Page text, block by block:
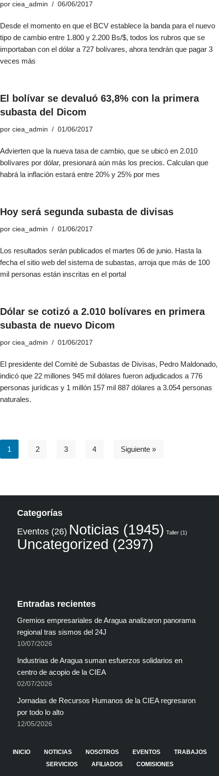
por ciea_admin 06/06/2017
Desde el momento en que el BCV establece la banda para el nuevo
tipo de cambio entre 1.800 y 2.200 Bs/$, todos los rubros que se
importaban con el dólar a 727 bolívares, ahora tendrán que pagar 3
veces más
El bolívar se devaluó 63,8% con la primera
subasta del Dicom
por ciea_admin 01/06/2017
Advierten que la nueva tasa de cambio, que se ubicó en 2.010
bolívares por dólar, presionará aún más los precios. Calculan que
habrá la inflación estará entre 20% y 25% por mes
Hoy será segunda subasta de divisas
por ciea_admin 01/06/2017
Los resultados serán publicados el martes 06 de junio. Hasta la
fecha el sitio web del sistema de subastas, arroja que más de 100
mil personas están inscritas en el portal
Dólar se cotizó a 2.010 bolívares en primera
subasta de nuevo Dicom
por ciea_admin 01/06/2017
El presidente del Comité de Subastas de Divisas, Pedro Maldonado,
indicó que 22 millones 945 mil dólares fueron adjudicados a 776
personas jurídicas y 1 millón 157 mil 887 dólares a 3.054 personas
naturales.
1 2 3 4 Siguiente »
Categorías
Eventos (26) Noticias (1945) Taller (1)
Uncategorized (2397)
Entradas recientes
Gremios empresariales de Aragua analizaron panorama
regional tras sismos del 24J
10/07/2026
Industrias de Aragua suman esfuerzos solidarios en
centro de acopio de la CIEA
02/07/2026
Jornadas de Recursos Humanos de la CIEA regresaron
por todo lo alto
12/05/2026
INICIO NOTICIAS NOSOTROS EVENTOS
TRABAJOS
SERVICIOS
AFILIADOS COMISIONES